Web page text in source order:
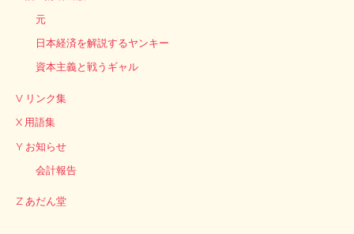
元
日本経済を解説するヤンキー
資本主義と戦うギャル
V リンク集
X 用語集
Y お知らせ
会計報告
Z あだん堂